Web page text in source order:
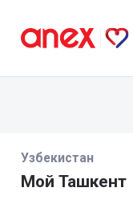
Узбекистан
Мой Ташкент